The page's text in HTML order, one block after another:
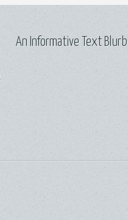
An Informative Text Blurb